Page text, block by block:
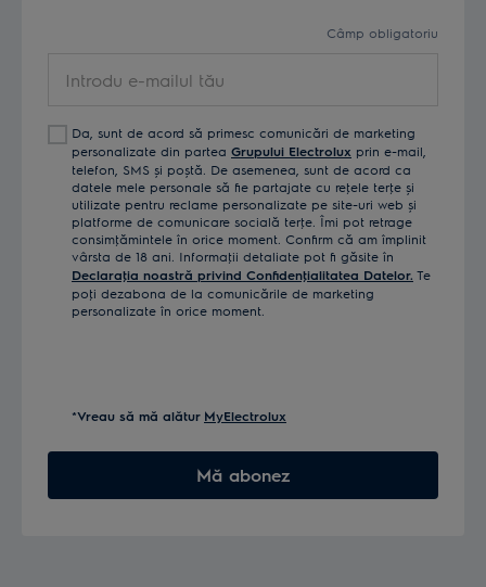
Câmp obligatoriu
Da, sunt de acord să primesc comunicări de marketing
personalizate din partea Grupului Electrolux prin e-mail,
telefon, SMS și poștă. De asemenea, sunt de acord ca
datele mele personale să fie partajate cu reţele terţe și
utilizate pentru reclame personalizate pe site-uri web și
platforme de comunicare socială terţe. Îmi pot retrage
consimţămintele în orice moment. Confirm că am împlinit
vârsta de 18 ani. Informaţii detaliate pot fi găsite în
Declaraţia noastră privind Confidenţialitatea Datelor. Te
poţi dezabona de la comunicările de marketing
personalizate în orice moment.
*Vreau să mă alătur MyElectrolux
Mă abonez